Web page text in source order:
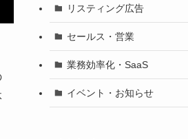
リスティング広告
セールス・営業
業務効率化・SaaS
イベント・お知らせ